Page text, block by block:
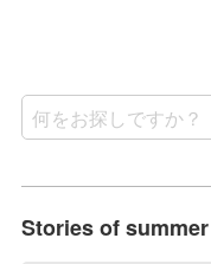
Stories of summer